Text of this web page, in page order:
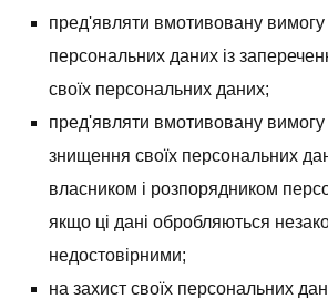
пред'являти вмотивовану вимогу
персональних даних із
своїх персональних даних;
пред'являти вмотивовану
знищення своїх персональних
власником і розпорядником
якщо ці дані обробляються
недостовірними;
на захист своїх персональних